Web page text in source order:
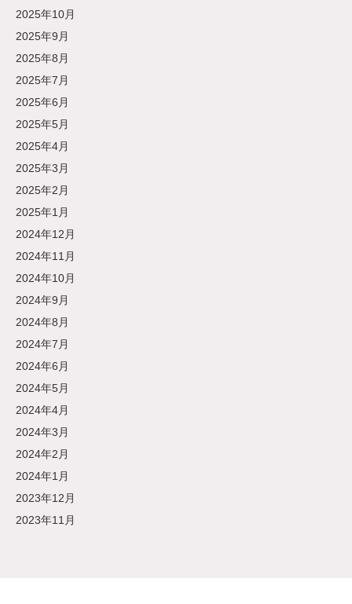
2025年10月
2025年9月
2025年8月
2025年7月
2025年6月
2025年5月
2025年4月
2025年3月
2025年2月
2025年1月
2024年12月
2024年11月
2024年10月
2024年9月
2024年8月
2024年7月
2024年6月
2024年5月
2024年4月
2024年3月
2024年2月
2024年1月
2023年12月
2023年11月